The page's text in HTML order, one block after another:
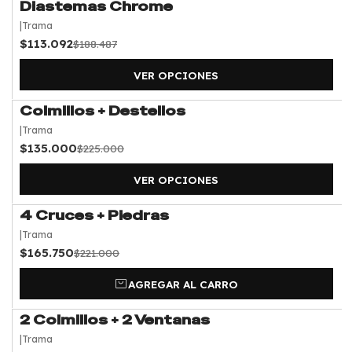
Tiempo de fabricación:
15 días hábiles desde que realizas o recibimos tu
muestra.
Cuando esté listo, puedes:
• Retirar en taller
• Solicitar envío por pagar
-40%OFF
Diastemas Chrome
Trama
$113.092$188.487
VER OPCIONES
-40%OFF
Colmillos + Destellos
Trama
$135.000$225.000
VER OPCIONES
-25% OFF
4 Cruces + Piedras
Trama
$165.750$221.000
AGREGAR AL CARRO
-40%OFF
2 Colmillos + 2 Ventanas
Trama